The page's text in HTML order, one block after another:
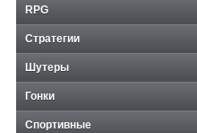
RPG
Стратегии
Шутеры
Гонки
Спортивные